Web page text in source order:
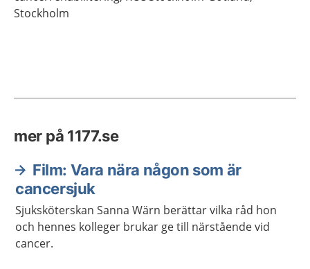
Stockholm
mer på 1177.se
Film: Vara nära någon som är
cancersjuk
Sjuksköterskan Sanna Wärn berättar vilka råd hon
och hennes kolleger brukar ge till närstående vid
cancer.